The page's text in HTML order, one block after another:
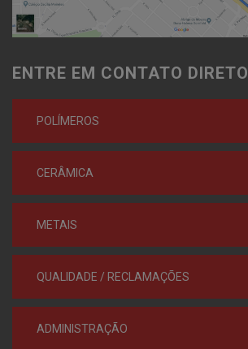
ENTRE EM CONTATO DIRETO
POLÍMEROS
CERÂMICA
METAIS
QUALIDADE / RECLAMAÇÕES
ADMINISTRAÇÃO